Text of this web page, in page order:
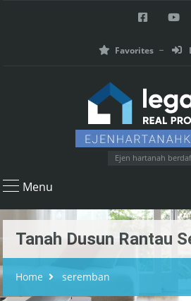
Favorites
Ejen hartanah
Menu
Tanah Dusun Rantau
Home seremban